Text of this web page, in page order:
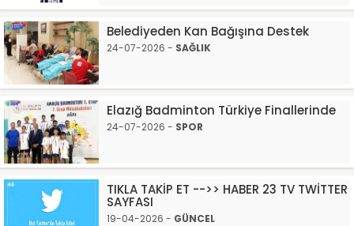
Belediyeden Kan Bağışına Destek
24-07-2026 - SAĞLIK
Elazığ Badminton Türkiye Finallerinde
24-07-2026 - SPOR
TIKLA TAKİP ET -->> HABER 23 TV TWİTTER
SAYFASI
19-04-2026 - GÜNCEL